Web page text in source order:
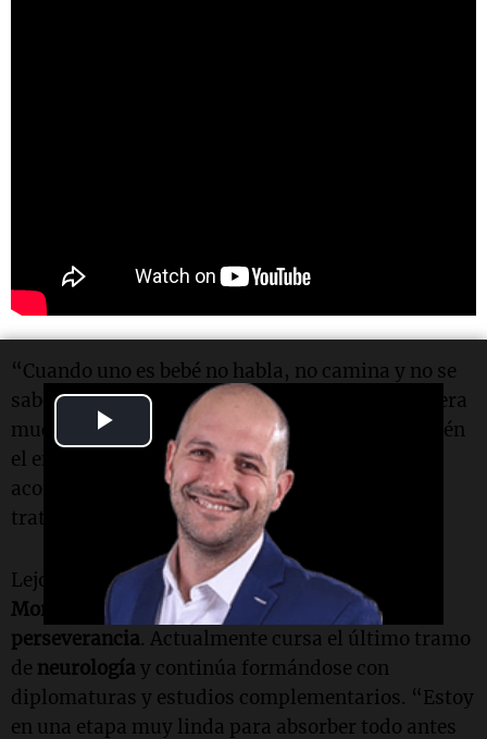
Play
Video
“Cuando uno es bebé no habla, no camina y no se
sabe bien cuáles van a ser las secuelas. Eso genera
mucha
incertidumbre ”, explicó. Recordó también
el enorme esfuerzo de sus padres, quienes lo
acompañaron entre terapias, médicos y
tratamientos desde muy pequeño.
Lejos de quedarse detenido en un diagnóstico,
Moreno
construyó una carrera marcada por la
perseverancia. Actualmente cursa el último tramo
de neurología y continúa formándose con
diplomaturas y estudios complementarios. “Estoy
en una etapa muy linda para absorber todo antes